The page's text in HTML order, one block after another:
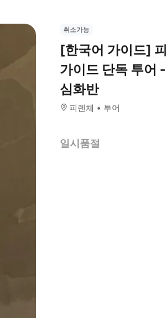
취소가능
[한국어 가이드]
가이드 단독 투어
심화반
피렌체 투어
일시품절